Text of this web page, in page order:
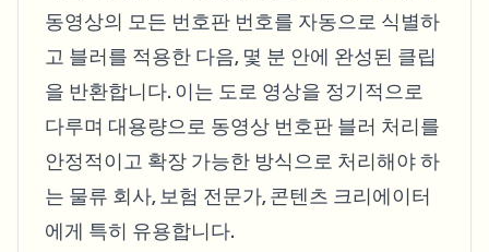
동영상의 모든 번호판 번호를 자동으로 식별하
고 블러를 적용한 다음, 몇 분 안에 완성된 클립
을 반환합니다. 이는 도로 영상을 정기적으로
다루며 대용량으로 동영상 번호판 블러 처리를
안정적이고 확장 가능한 방식으로 처리해야 하
는 물류 회사, 보험 전문가, 콘텐츠 크리에이터
에게 특히 유용합니다.